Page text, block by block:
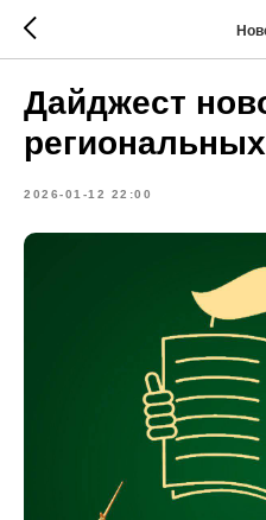
Дайджест
2026-01-12 22:00